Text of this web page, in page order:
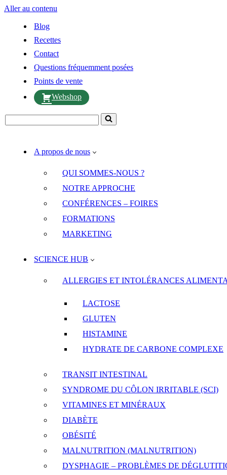
Aller au contenu
Blog
Recettes
Contact
Questions fréquemment posées
Points de vente
Webshop
Rechercher...
A propos de nous
QUI SOMMES-NOUS ?
NOTRE APPROCHE
CONFÉRENCES – FOIRES
FORMATIONS
MARKETING
SCIENCE HUB
ALLERGIES ET INTOLÉRANCES
LACTOSE
GLUTEN
HISTAMINE
HYDRATE DE CARBONE COMPLEXE
TRANSIT INTESTINAL
SYNDROME DU CÔLON IRRITABLE (SCI)
VITAMINES ET MINÉRAUX
DIABÈTE
OBÉSITÉ
MALNUTRITION (MALNUTRITION)
DYSPHAGIE – PROBLÈMES DE